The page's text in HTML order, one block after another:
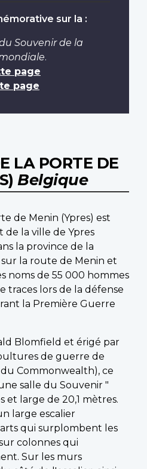
sur la :
Souvenir de la
.
page
page
LA PORTE DE
Belgique
de Menin (Ypres) est
de la ville de Ypres
la province de la
la route de Menin et
noms de 55 000 hommes
traces lors de la défense
la Première Guerre
Blomfield et érigé par
de guerre de
Commonwealth), ce
salle du Souvenir "
et large de 20,1 mètres.
large escalier
qui surplombent les
colonnes qui
Sur les murs